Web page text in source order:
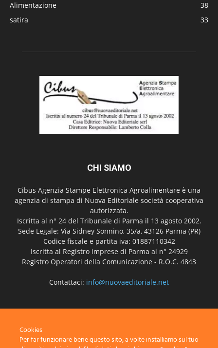
Alimentazione
38
satira
33
CHI SIAMO
Cibus Agenzia Stampe Elettronica Agroalimentare è una
agenzia di stampa di Nuova Editoriale società cooperativa
autorizzata.
Iscritta al n° 24 del Tribunale di Parma il 13 agosto 2002.
Sede Legale: Via Sidney Sonnino, 35/a, 43126 Parma (PR)
Codice fiscale e partita iva: 01887110342
Iscritta al Registro imprese di Parma al n° 24929
Registro Operatori della Comunicazione - R.O.C. 4843
Contattaci: info@nuovaeditoriale.net
Cookies
Per far funzionare bene questo sito, a volte installiamo sul tuo